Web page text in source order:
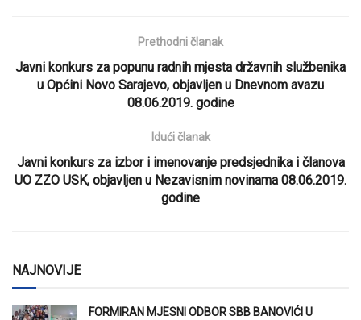
Prethodni članak
Javni konkurs za popunu radnih mjesta državnih službenika
u Općini Novo Sarajevo, objavljen u Dnevnom avazu
08.06.2019. godine
Idući članak
Javni konkurs za izbor i imenovanje predsjednika i članova
UO ZZO USK, objavljen u Nezavisnim novinama 08.06.2019.
godine
NAJNOVIJE
FORMIRAN MJESNI ODBOR SBB BANOVIĆI U